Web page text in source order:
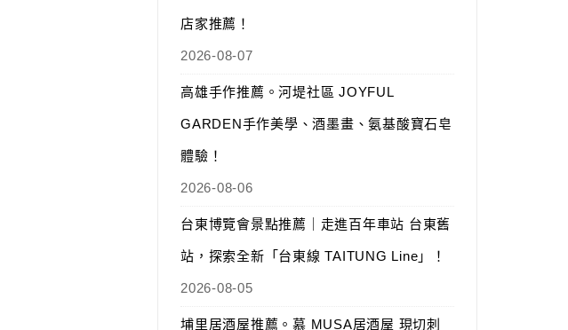
店家推薦！
2026-08-07
高雄手作推薦。河堤社區 JOYFUL
GARDEN手作美學、酒墨畫、氨基酸寶石皂
體驗！
2026-08-06
台東博覽會景點推薦｜走進百年車站 台東舊
站，探索全新「台東線 TAITUNG Line」！
2026-08-05
埔里居酒屋推薦。慕 MUSA居酒屋 現切刺